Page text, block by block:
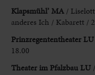
Klapsmühl’ MA /
anderes Ich / Kabarett /
Prinzregententheater LU
18.00
Theater im Pfalzbau LU